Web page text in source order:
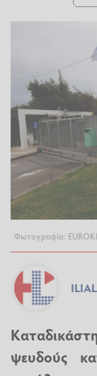
Φωτογραφία:
ψευδούς